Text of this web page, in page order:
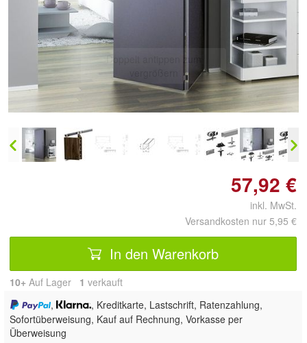
Doppelt antippen zum
57,92 €
inkl. MwSt.
Versandkosten nur 5,95 €
In den Warenkorb
10+ Auf Lager 1 verkauft
,
, Kreditkarte, Lastschrift, Ratenzahlung,
Sofortüberweisung, Kauf auf Rechnung, Vorkasse per
Überweisung